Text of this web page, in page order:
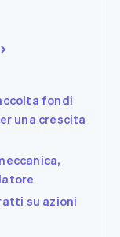
fondi
una crescita
su azioni